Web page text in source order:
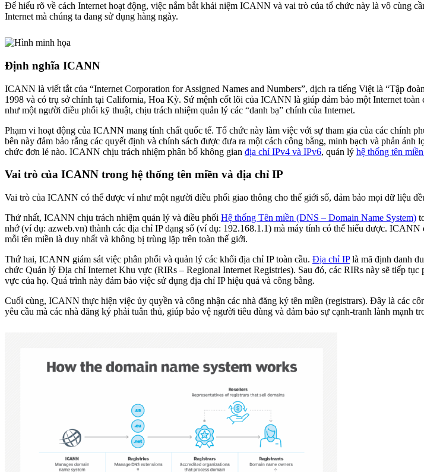
Để hiểu rõ về cách Internet hoạt động, việc nắm bắt khái niệm ICANN và vai trò của tổ chức này là vô cùng
Internet mà chúng ta đang sử dụng hàng ngày.
Định nghĩa ICANN
ICANN là viết tắt của “Internet Corporation for Assigned Names and Numbers”, dịch ra tiếng Việt là “Tập
1998 và có trụ sở chính tại California, Hoa Kỳ. Sứ mệnh cốt lõi của ICANN là giúp đảm bảo một Internet
như một người điều phối kỹ thuật, chịu trách nhiệm quản lý các “danh bạ” chính của Internet.
Phạm vi hoạt động của ICANN mang tính chất quốc tế. Tổ chức này làm việc với sự tham gia của các chính
bên này đảm bảo rằng các quyết định và chính sách được đưa ra một cách công bằng, minh bạch và phản
chức đơn lẻ nào. ICANN chịu trách nhiệm phân bổ không gian địa chỉ IPv4 và IPv6, quản lý hệ thống tên
Vai trò của ICANN trong hệ thống tên miền và địa chỉ IP
Vai trò của ICANN có thể được ví như một người điều phối giao thông cho thế giới số, đảm bảo mọi dữ liệu
Thứ nhất, ICANN chịu trách nhiệm quản lý và điều phối Hệ thống Tên miền (DNS – Domain Name System)
nhớ (ví dụ: azweb.vn) thành các địa chỉ IP dạng số (ví dụ: 192.168.1.1) mà máy tính có thể hiểu được.
mỗi tên miền là duy nhất và không bị trùng lặp trên toàn thế giới.
Thứ hai, ICANN giám sát việc phân phối và quản lý các khối địa chỉ IP toàn cầu. Địa chỉ IPlà mã định danh
chức Quản lý Địa chỉ Internet Khu vực (RIRs – Regional Internet Registries). Sau đó, các RIRs này sẽ tiếp tục
vực của họ. Quá trình này đảm bảo việc sử dụng địa chỉ IP hiệu quả và công bằng.
Cuối cùng, ICANN thực hiện việc ủy quyền và công nhận các nhà đăng ký tên miền (registrars). Đây là các
yêu cầu mà các nhà đăng ký phải tuân thủ, giúp bảo vệ người tiêu dùng và đảm bảo sự cạnh-tranh lành mạnh